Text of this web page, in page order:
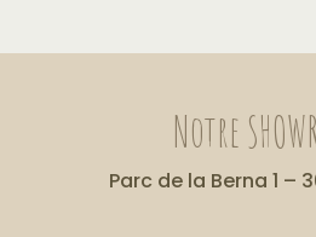
Notre
Parc de la Berna 1 –